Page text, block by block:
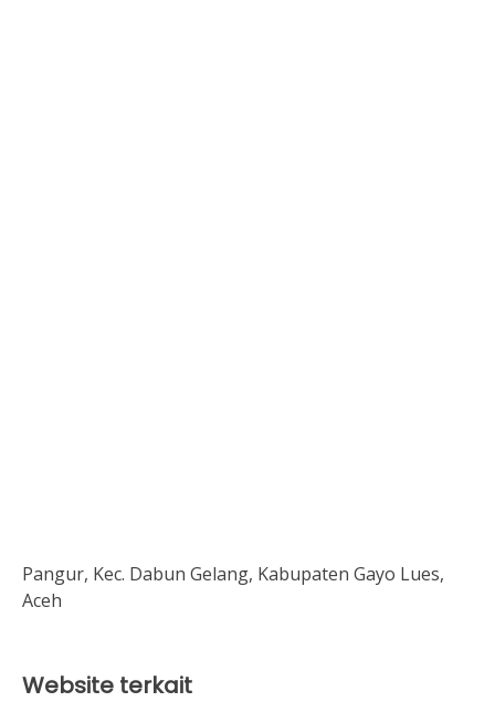
Pangur, Kec. Dabun Gelang, Kabupaten Gayo Lues,
Aceh
Website terkait